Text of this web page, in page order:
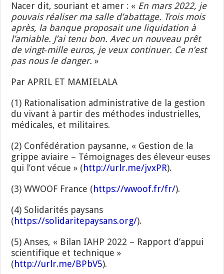
Nacer dit, souriant et amer : « En mars 2022, je
pouvais réaliser ma salle d’abattage. Trois mois
après, la banque proposait une liquidation à
l’amiable. J’ai tenu bon. Avec un nouveau prêt
de vingt‑mille euros, je veux continuer. Ce n’est
pas nous le danger. »
Par APRIL ET MAMIELALA
(1) Rationalisation administrative de la gestion
du vivant à partir des méthodes industrielles,
médicales, et militaires.
(2) Confédération paysanne, « Gestion de la
grippe aviaire – Témoignages des éleveur·euses
qui l’ont vécue » (http://urlr.me/jvxPR).
(3) WWOOF France (https://wwoof.fr/fr/).
(4) Solidarités paysans
(https://solidaritepaysans.org/).
(5) Anses, « Bilan IAHP 2022 – Rapport d’appui
scientifique et technique »
(http://urlr.me/BPbV5).